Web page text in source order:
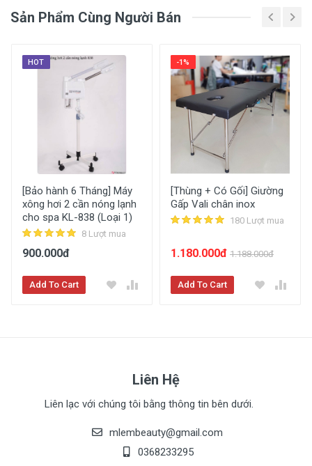
So Sánh Giá
So Sánh Giá
[Thùng + Có Gối] Giường Gấp
Vali Chân Inox
Giao hàng toàn quốc
Sản Phẩm Cùng Người Bán
HOT
[Bảo hành 6 Tháng] Máy
xông hơi 2 cần nóng lạnh
cho spa KL-838 (Loại 1)
8 Lượt mua
900.000đ
Add To Cart
-1%
[Thùng + Có Gối] Giường
Gấp Vali chân inox
180 Lượt mua
1.180.000đ 1.188.000đ
Add To Cart
Liên Hệ
Liên lạc với chúng tôi bằng thông tin bên dưới.
mlembeauty@gmail.com
0368233295